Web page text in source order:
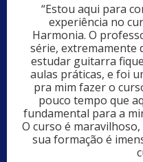
“Estou aqui para
experiência no
Harmonia. O
série, extremamente
estudar guitarra
aulas práticas, e foi
pra mim fazer o
pouco tempo que
fundamental para a
O curso é
sua formação é